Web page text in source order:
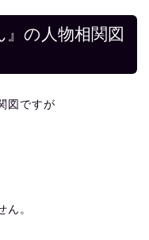
』の人物相関図
図ですが
ん。